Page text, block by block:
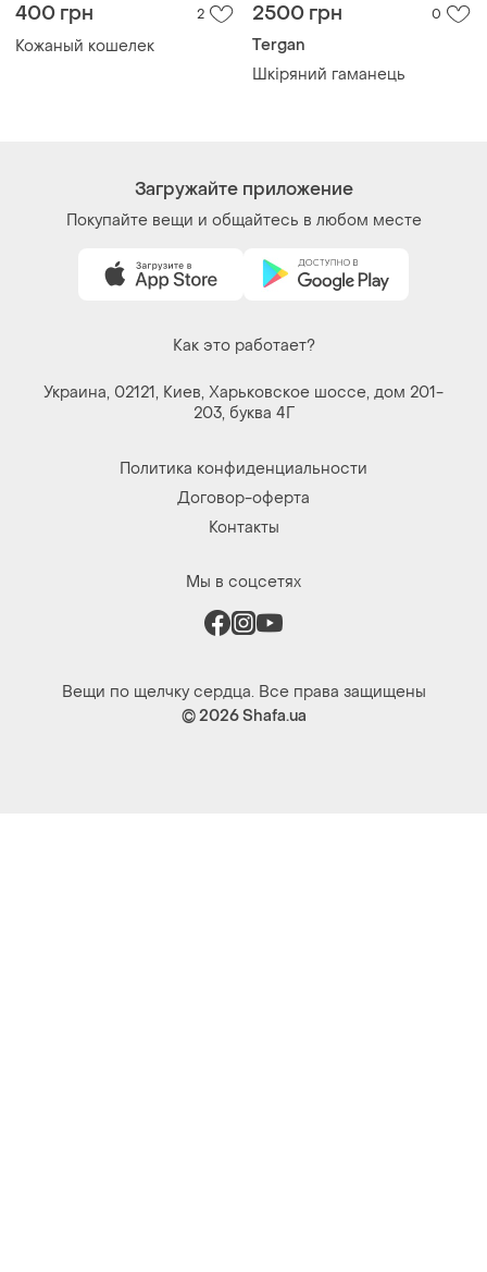
400 грн 2
Кожаный кошелек
2500 грн 0
Tergan
Шкіряний гаманець
Загружайте приложение
Покупайте вещи и общайтесь в любом месте
Как это работает?
Украина, 02121, Киев, Харьковское шоссе, дом 201-
203, буква 4Г
Политика конфиденциальности
Договор-оферта
Контакты
Мы в соцсетях
Вещи по щелчку сердца. Все права защищены
© 2026Shafa.ua